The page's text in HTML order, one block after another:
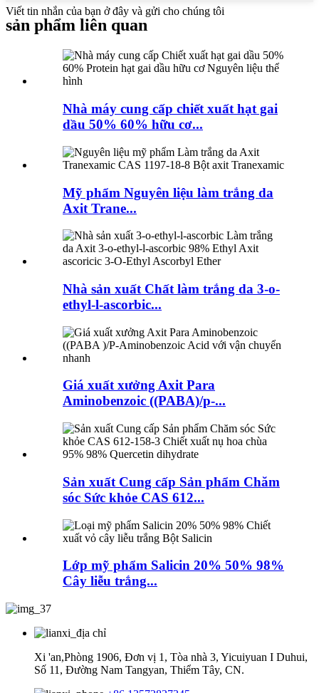
Viết tin nhắn của bạn ở đây và gửi cho chúng tôi
sản phẩm liên quan
Nhà máy cung cấp chiết xuất hạt gai
dầu 50% 60% hữu cơ...
Mỹ phẩm Nguyên liệu làm trắng da
Axit Trane...
Nhà sản xuất Chất làm trắng da 3-o-
ethyl-l-ascorbic...
Giá xuất xưởng Axit Para
Aminobenzoic ((PABA)/p-...
Sản xuất Cung cấp Sản phẩm Chăm
sóc Sức khỏe CAS 612...
Lớp mỹ phẩm Salicin 20% 50% 98%
Cây liễu trắng...
Xi 'an,Phòng 1906, Đơn vị 1, Tòa nhà 3, Yicuiyuan I Duhui,
Số 11, Đường Nam Tangyan, Thiểm Tây, CN.